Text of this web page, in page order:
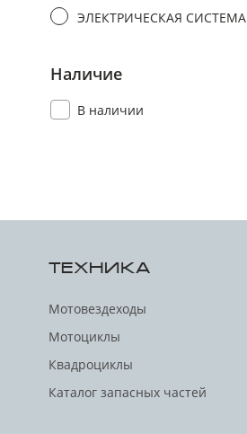
ЭЛЕКТРИЧЕСКАЯ СИСТЕМА
Наличие
В наличии
ТЕХНИКА
Мотовездеходы
Мотоциклы
Квадроциклы
Каталог запасных частей